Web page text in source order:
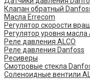
Клапан обратный
Масла Errecom
Регулятор скорости
Регулятор уровня масла
Реле давления ALCO
Реле давления Danfoss
Ресиверы
Смотровые стекла
Соленоидные вентили